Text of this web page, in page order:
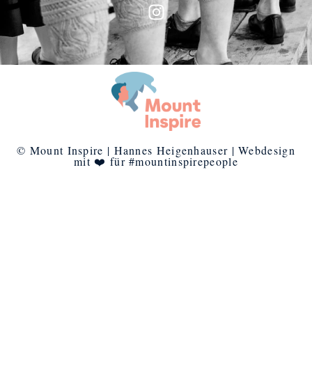
© Mount Inspire | Hannes Heigenhauser | Webdesign
mit ❤️ für #mountinspirepeople